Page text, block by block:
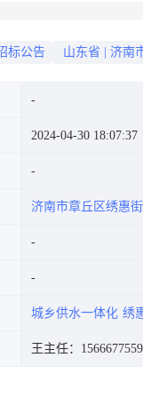
标公告 山东省 济南
2024-04-30 18:07:37
济南市章丘区绣惠
城乡供水一体化 绣
王主任：